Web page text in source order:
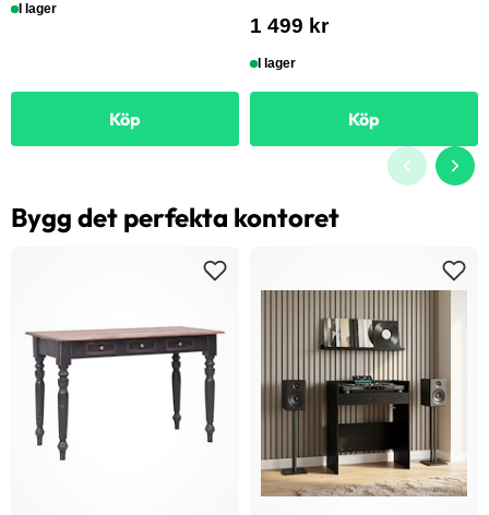
I lager
Köp
1 499 kr
I lager
Köp
Bygg det perfekta kontoret